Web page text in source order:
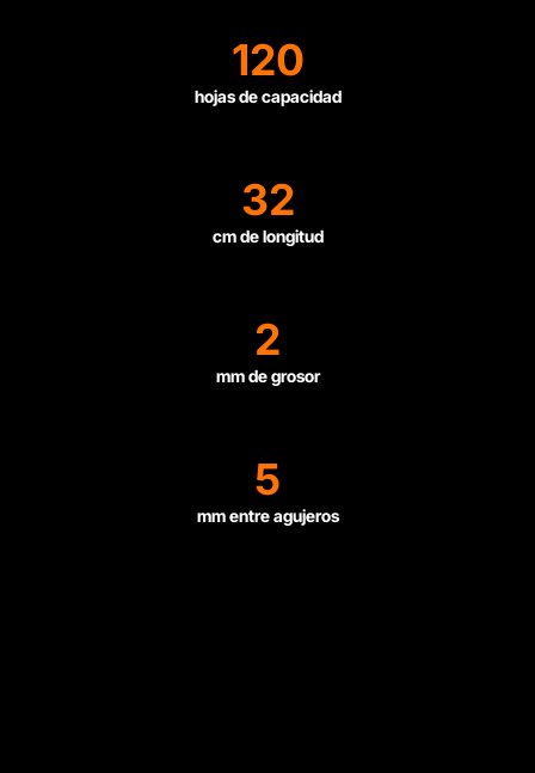
120
hojas de capacidad
32
cm de longitud
2
mm de grosor
5
mm entre agujeros